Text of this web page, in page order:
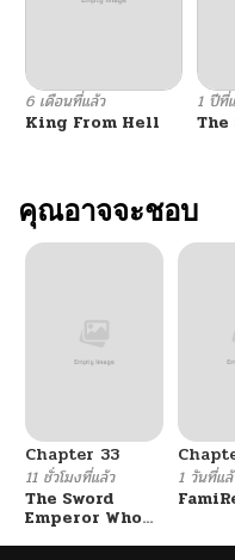
6 เดือนที่แล้ว
King From Hell
1 ปีที่
The
คุณอาจจะชอบ
Chapter 33
11 ชั่วโมงที่แล้ว
The Sword
Emperor Who
1 วันที่แ